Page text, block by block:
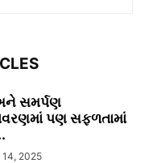
સમર્પણ
પણ સફળતામાં
14, 2025